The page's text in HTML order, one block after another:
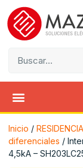
Inicio /
diferenciales /
4,5kA –